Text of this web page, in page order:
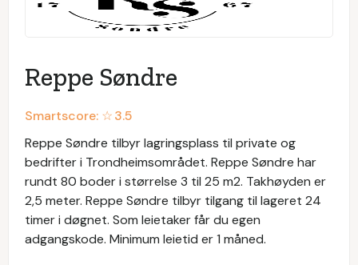
Reppe Søndre
Smartscore: ☆3.5
Reppe Søndre tilbyr lagringsplass til private og
bedrifter i Trondheimsområdet. Reppe Søndre har
rundt 80 boder i størrelse 3 til 25 m2. Takhøyden er
2,5 meter. Reppe Søndre tilbyr tilgang til lageret 24
timer i døgnet. Som leietaker får du egen
adgangskode. Minimum leietid er 1 måned.